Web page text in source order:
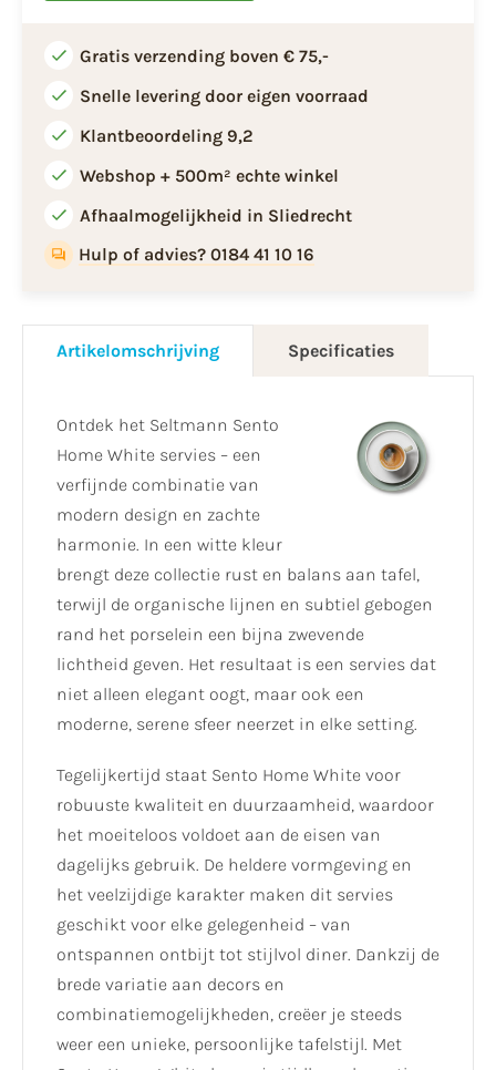
Gratis verzending boven € 75,-
Snelle levering door eigen voorraad
Klantbeoordeling 9,2
Webshop + 500m² echte winkel
Afhaalmogelijkheid in Sliedrecht
Hulp of advies? 0184 41 10 16
Artikelomschrijving Specificaties
Ontdek het Seltmann Sento
Home White servies – een
verfijnde combinatie van
modern design en zachte
harmonie. In een witte kleur
brengt deze collectie rust en balans aan tafel,
terwijl de organische lijnen en subtiel gebogen
rand het porselein een bijna zwevende
lichtheid geven. Het resultaat is een servies dat
niet alleen elegant oogt, maar ook een
moderne, serene sfeer neerzet in elke setting.
Tegelijkertijd staat Sento Home White voor
robuuste kwaliteit en duurzaamheid, waardoor
het moeiteloos voldoet aan de eisen van
dagelijks gebruik. De heldere vormgeving en
het veelzijdige karakter maken dit servies
geschikt voor elke gelegenheid – van
ontspannen ontbijt tot stijlvol diner. Dankzij de
brede variatie aan decors en
combinatiemogelijkheden, creëer je steeds
weer een unieke, persoonlijke tafelstijl. Met